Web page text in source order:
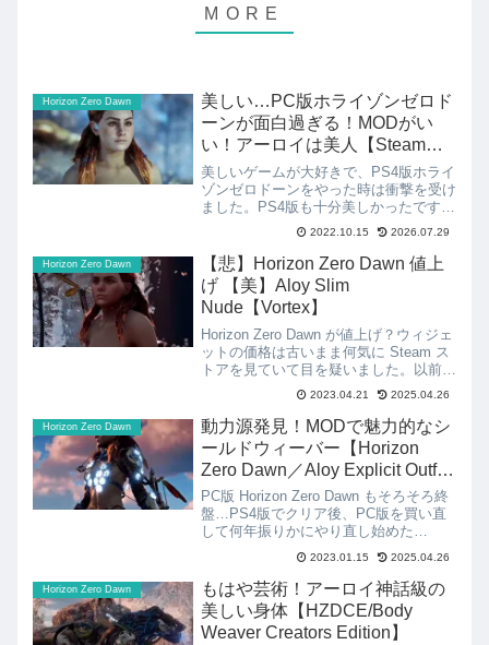
Horizon Zero Dawn
美しい…PC版ホライゾンゼロド
ーンが面白過ぎる！MODがい
い！アーロイは美人【Steam】
Horizon Zero Dawn
美しいゲームが大好きで、PS4版ホライ
ゾンゼロドーンをやった時は衝撃を受け
ました。PS4版も十分美しかったです
が、４KのPC版もやってみたくて買っ
ちゃいました。久しぶりにやってみまし
たが、今やっても面白過ぎてハマりまし
た。ブログを書く時間も...
2022.10.15 2026.07.29
Horizon Zero Dawn
【悲】Horizon Zero Dawn 値上
げ 【美】Aloy Slim
Nude【Vortex】
Horizon Zero Dawn が値上げ？ウィジェ
ットの価格は古いまま何気に Steam ス
トアを見ていて目を疑いました。以前は
4,900円だった Horizon Zero Dawn が
6,490円！？でも、ブログに貼り付ける
ウィジェ...
2023.04.21 2025.04.26
Horizon Zero Dawn
動力源発見！MODで魅力的なシ
ールドウィーバー【Horizon
Zero Dawn／Aloy Explicit Outfits
】
PC版 Horizon Zero Dawn もそろそろ終
盤…PS4版でクリア後、PC版を買い直
して何年振りかにやり直し始めた
Horizon Zero Dawn もそろそろ終盤で
す。Horizon Zero Dawn 迫り来る影PS4
版でも...
2023.01.15 2025.04.26
Horizon Zero Dawn
もはや芸術！アーロイ神話級の
美しい身体【HZDCE/Body
Weaver Creators Edition】